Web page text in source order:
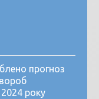
прогноз
2024 року